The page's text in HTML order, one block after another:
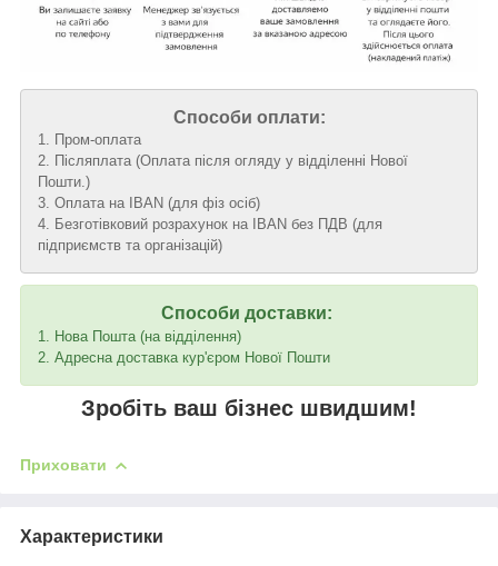
Способи оплати:
1. Пром-оплата
2. Післяплата (Оплата після огляду у відділенні Нової
Пошти.)
3. Оплата на IBAN (для фіз осіб)
4. Безготівковий розрахунок на IBAN без ПДВ (для
підприємств та організацій)
Способи доставки:
1. Нова Пошта (на відділення)
2. Адресна доставка кур'єром Нової Пошти
Зробіть ваш бізнес швидшим!
Приховати
Характеристики